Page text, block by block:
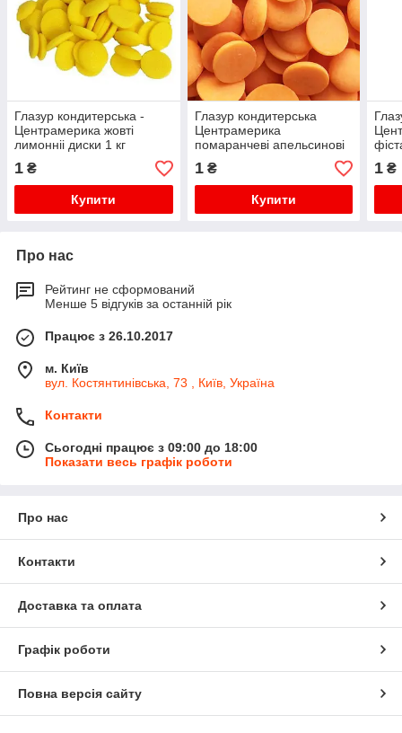
Глазур кондитерська -
Центрамерика жовті
лимонніі диски 1 кг
1 ₴
Купити
Глазур кондитерська
Центрамерика
помаранчеві апельсинові
диски 1 кг
1₴
Купити
1 ₴
Про нас
Рейтинг не сформований
Менше 5 відгуків за останній рік
Працює з 26.10.2017
м. Київ
вул. Костянтинівська, 73 , Київ, Україна
Контакти
Сьогодні працює з 09:00 до 18:00
Показати весь графік роботи
Про нас
Контакти
Доставка та оплата
Графік роботи
Повна версія сайту